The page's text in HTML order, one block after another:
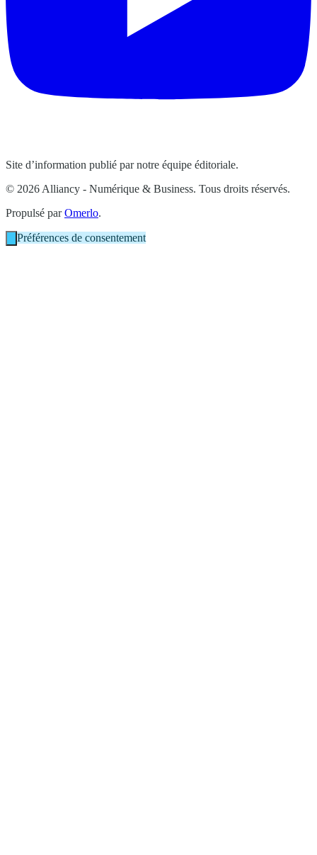
Site d’information publié par notre équipe éditoriale.
© 2026 Alliancy - Numérique & Business. Tous droits réservés.
Propulsé parOmerlo.
Préférences de consentement